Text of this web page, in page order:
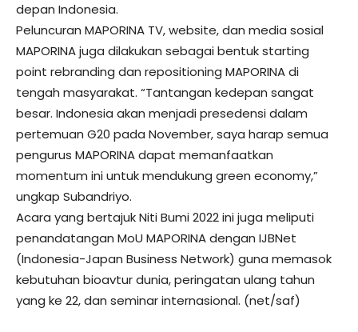
depan Indonesia.
Peluncuran MAPORINA TV, website, dan media sosial
MAPORINA juga dilakukan sebagai bentuk starting
point rebranding dan repositioning MAPORINA di
tengah masyarakat. “Tantangan kedepan sangat
besar. Indonesia akan menjadi presedensi dalam
pertemuan G20 pada November, saya harap semua
pengurus MAPORINA dapat memanfaatkan
momentum ini untuk mendukung green economy,”
ungkap Subandriyo.
Acara yang bertajuk Niti Bumi 2022 ini juga meliputi
penandatangan MoU MAPORINA dengan IJBNet
(Indonesia-Japan Business Network) guna memasok
kebutuhan bioavtur dunia, peringatan ulang tahun
yang ke 22, dan seminar internasional. (net/saf)